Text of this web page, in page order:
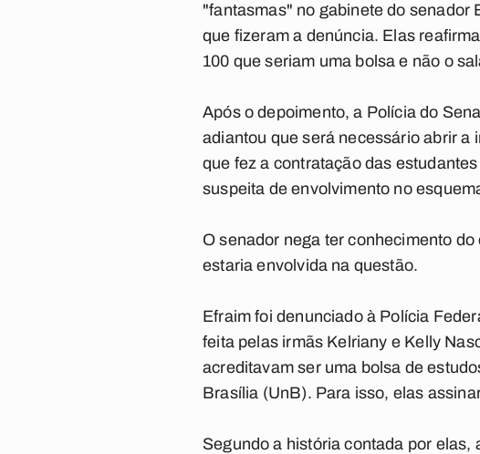
"fantasmas" no gabinete do senador
que fizeram a denúncia. Elas
100 que seriam uma bolsa e não o
Após o depoimento, a Polícia do
adiantou que será necessário abrir a
que fez a contratação das
suspeita de envolvimento no
O senador nega ter conhecimento
estaria envolvida na questão.
Efraim foi denunciado à Polícia
feita pelas irmãs Kelriany e Kelly
acreditavam ser uma bolsa de
Brasília (UnB). Para isso, elas
Segundo a história contada por